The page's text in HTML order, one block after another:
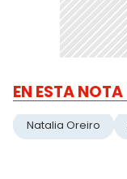
EN ESTA NOTA
Natalia Oreiro